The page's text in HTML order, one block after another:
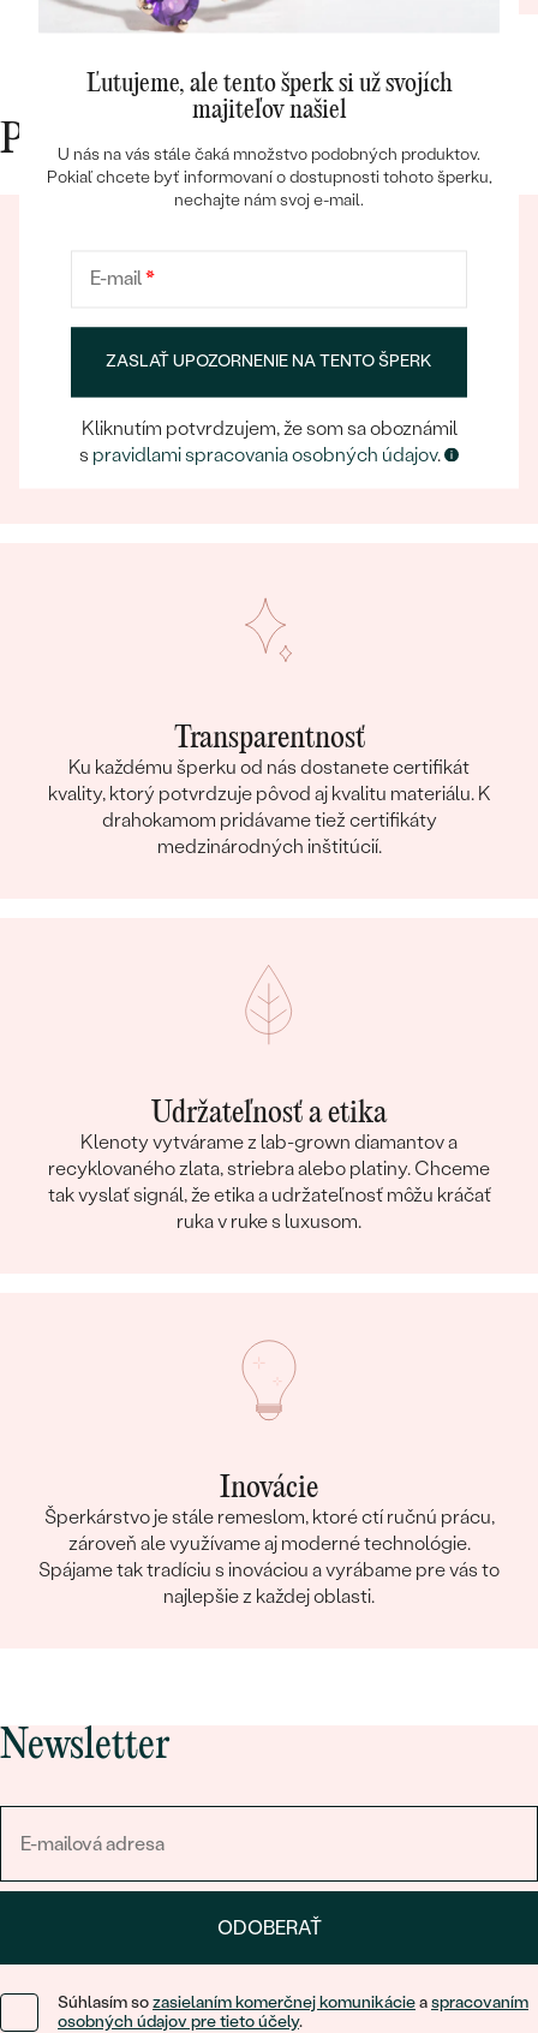
Bestsellery
Prečo nakupovať v Eppi
Eppický zážitok
Pri nakupovaní online aj osobne sa môžete spoľahnúť
na náš tím, ktorý sa postará o to, aby už samotný
výber šperku bol eppickým zážitkom.
Transparentnosť
Ku každému šperku od nás dostanete certifikát
kvality, ktorý potvrdzuje pôvod aj kvalitu materiálu. K
drahokamom pridávame tiež certifikáty
medzinárodných inštitúcií.
Udržateľnosť a etika
Klenoty vytvárame z lab-grown diamantov a
recyklovaného zlata, striebra alebo platiny. Chceme
tak vyslať signál, že etika a udržateľnosť môžu kráčať
ruka v ruke s luxusom.
Inovácie
Šperkárstvo je stále remeslom, ktoré ctí ručnú prácu,
zároveň ale využívame aj moderné technológie.
Spájame tak tradíciu s inováciou a vyrábame pre vás to
najlepšie z každej oblasti.
Newsletter
ODOBERAŤ
Súhlasím sozasielaním komerčnej komunikácieaspracovaním
osobných údajov pre tieto účely.
Ľutujeme, ale tento šperk si už svojích
majiteľov našiel
U nás na vás stále čaká množstvo podobných produktov.
Pokiaľ chcete byť informovaní o dostupnosti tohoto šperku,
nechajte nám svoj e-mail.
E-mail*
ZASLAŤ UPOZORNENIE NA TENTO ŠPERK
Kliknutím potvrdzujem, že som sa oboznámil
s pravidlami spracovania osobných údajov.